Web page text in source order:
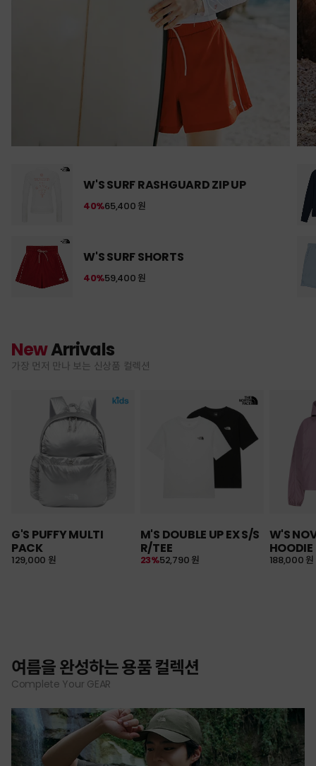
W'S SURF RASHGUARD ZIP UP
65,400 원
40%
W'S SURF SHORTS
59,400 원
40%
NewArrivals
가장 먼저 만나 보는 신상품 컬렉션
G'S PUFFY MULTI
PACK
129,000 원
M'S DOUBLE UP EX S/S
R/TEE
52,790 원
23%
W'S
HOODIE
188,000 원
여름을 완성하는 용품 컬렉션
Complete Your GEAR